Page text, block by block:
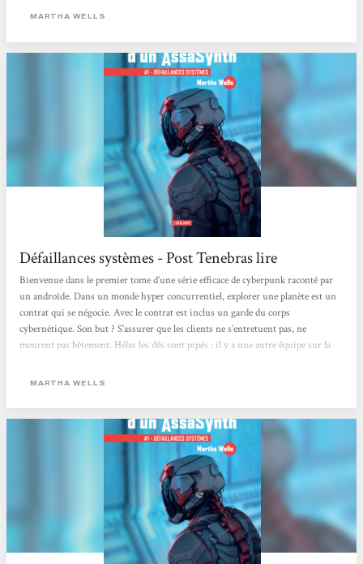
moralité douteuse (comme toutes les corporations regroupées...
MARTHA WELLS
Défaillances systèmes - Post Tenebras lire
Bienvenue dans le premier tome d’une série efficace de cyberpunk raconté par
un androïde. Dans un monde hyper concurrentiel, explorer une planète est un
contrat qui se négocie. Avec le contrat est inclus un garde du corps
cybernétique. Son but ? S’assurer que les clients ne s’entretuent pas, ne
meurent pas bêtement. Hélas les dés sont pipés : il y a une autre équipe sur la
meurtres… Le garde du corps, véritable machine à tuer (il s’appelle lui-même «
MARTHA WELLS